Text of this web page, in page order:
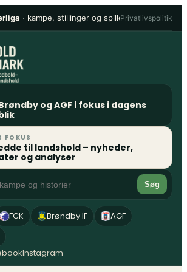
· kampe, stillinger og spillere• 1. Division
Privatlivspolitik
og AGF i fokus i dagens
FOKUS
til landshold – nyheder,
og analyser
Søg
FCK Brøndby IF
AGF
Instagram